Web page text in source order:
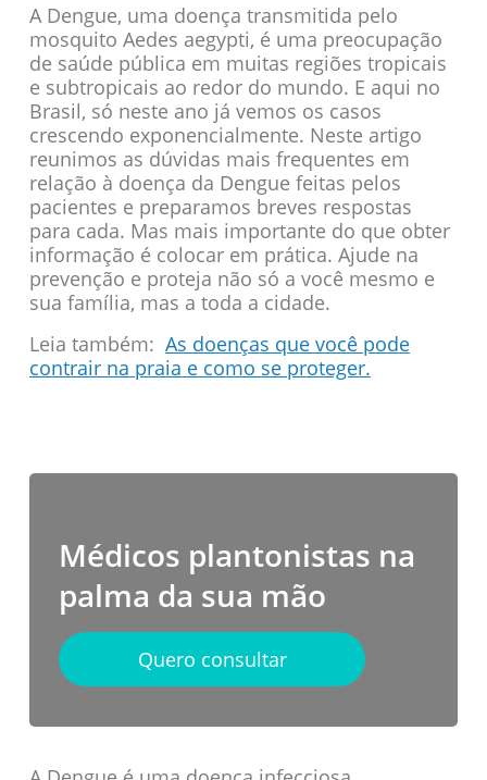
A Dengue, uma doença transmitida pelo
mosquito Aedes aegypti, é uma preocupação
de saúde pública em muitas regiões tropicais
e subtropicais ao redor do mundo. E aqui no
Brasil, só neste ano já vemos os casos
crescendo exponencialmente. Neste artigo
reunimos as dúvidas mais frequentes em
relação à doença da Dengue feitas pelos
pacientes e preparamos breves respostas
para cada. Mas mais importante do que obter
informação é colocar em prática. Ajude na
prevenção e proteja não só a você mesmo e
sua família, mas a toda a cidade.
Leia também: As doenças que você pode
contrair na praia e como se proteger.
Médicos plantonistas na
palma da sua mão
Quero consultar